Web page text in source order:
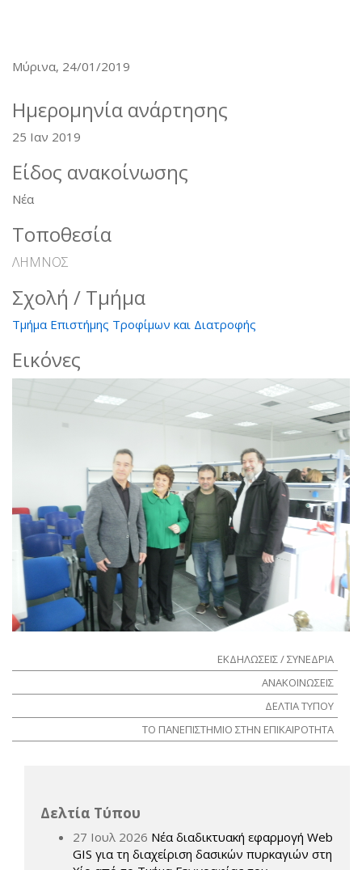
Μύρινα, 24/01/2019
Ημερομηνία ανάρτησης
25 Ιαν 2019
Είδος ανακοίνωσης
Νέα
Τοποθεσία
ΛΗΜΝΟΣ
Σχολή / Τμήμα
Τμήμα Επιστήμης Τροφίμων και Διατροφής
Εικόνες
ΕΚΔΗΛΩΣΕΙΣ / ΣΥΝΕΔΡΙΑ
ΑΝΑΚΟΙΝΩΣΕΙΣ
ΔΕΛΤΙΑ ΤΥΠΟΥ
ΤΟ ΠΑΝΕΠΙΣΤΗΜΙΟ ΣΤΗΝ ΕΠΙΚΑΙΡΟΤΗΤΑ
Δελτία Τύπου
27 Ιουλ 2026 Νέα διαδικτυακή εφαρμογή Web
GIS για τη διαχείριση δασικών πυρκαγιών στη